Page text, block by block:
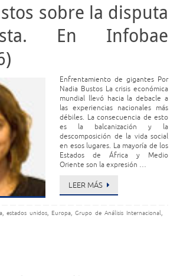
sobre la disputa
En Infobae
Enfrentamiento de gigantes Por
Nadia Bustos La crisis económica
mundial llevó hacia la debacle a
las experiencias nacionales más
débiles. La consecuencia de esto
es la balcanización y la
descomposición de la vida social
en esos lugares. La mayoría de los
Estados de África y Medio
Oriente son la expresión …
LEER MÁS
,estados unidos, Europa,Grupo de Análisis Internacional,